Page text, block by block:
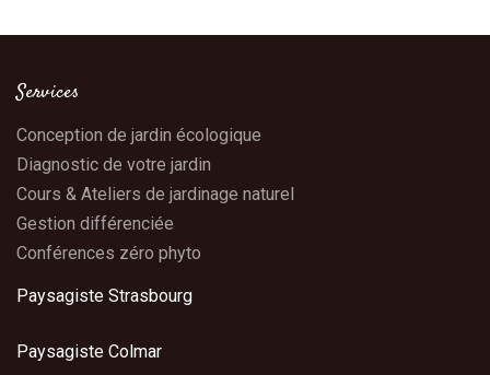
Services
Conception de jardin écologique
Diagnostic de votre jardin
Cours & Ateliers de jardinage naturel
Gestion différenciée
Conférences zéro phyto
Paysagiste Strasbourg
Paysagiste Colmar